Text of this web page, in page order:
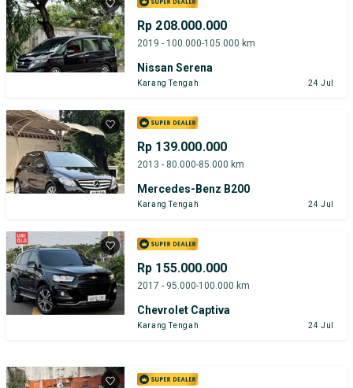
Rp 208.000.000
2019 - 100.000-105.000 km
Nissan Serena
Karang Tengah 24 Jul
Rp 139.000.000
2013 - 80.000-85.000 km
Mercedes-Benz B200
Karang Tengah 24 Jul
Rp 155.000.000
2017 - 95.000-100.000 km
Chevrolet Captiva
Karang Tengah 24 Jul